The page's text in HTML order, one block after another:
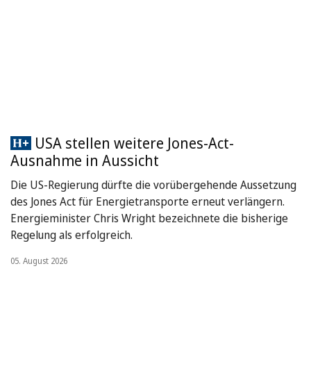
USA stellen weitere Jones-Act-
Ausnahme in Aussicht
Die US-Regierung dürfte die vorübergehende Aussetzung
des Jones Act für Energietransporte erneut verlängern.
Energieminister Chris Wright bezeichnete die bisherige
Regelung als erfolgreich.
05. August 2026